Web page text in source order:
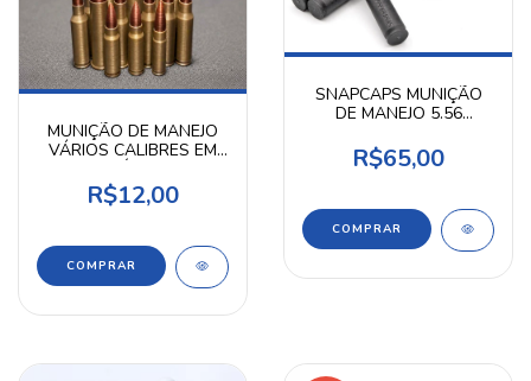
MUNIÇÃO DE MANEJO
VÁRIOS CALIBRES EM
R$12,00
COMPRAR
SNAPCAPS MUNIÇÃO
DE MANEJO 5.56
R$65,00